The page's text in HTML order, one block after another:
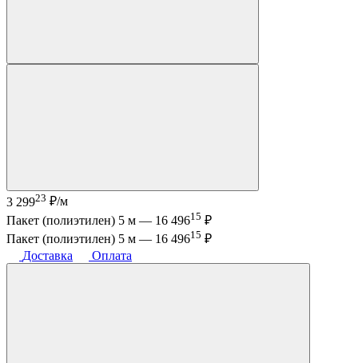
3 29923 ₽/м
Пакет (полиэтилен) 5 м — 16 49615 ₽
Пакет (полиэтилен) 5 м — 16 49615 ₽
Доставка
Оплата